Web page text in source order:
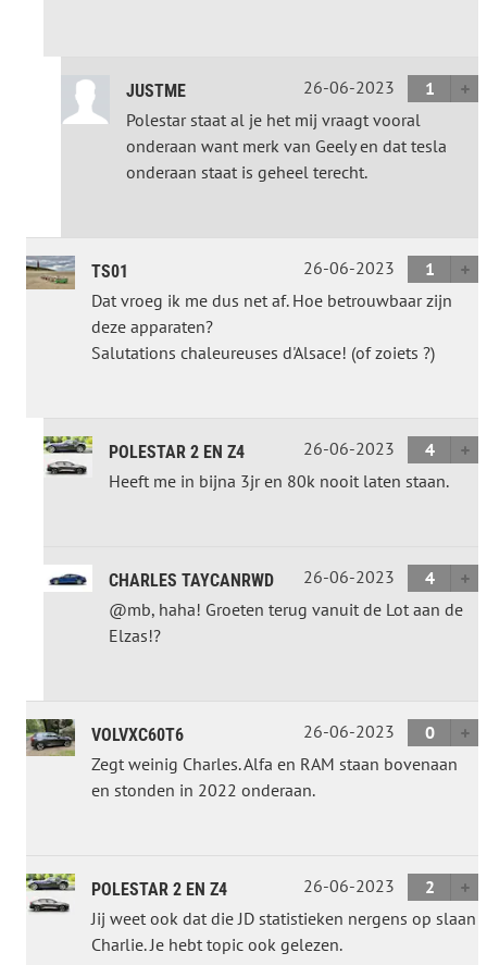
JUSTME 26-06-2023
1
Polestar staat al je het mij vraagt vooral
onderaan want merk van Geely en dat tesla
onderaan staat is geheel terecht.
TS01 26-06-2023
1
Dat vroeg ik me dus net af. Hoe betrouwbaar zijn
deze apparaten?
Salutations chaleureuses d'Alsace! (of zoiets ?)
POLESTAR 2 EN Z4 26-06-2023
4
Heeft me in bijna 3jr en 80k nooit laten staan.
CHARLES TAYCANRWD 26-06-2023
4
@mb, haha! Groeten terug vanuit de Lot aan de
Elzas!?
VOLVXC60T6 26-06-2023
0
Zegt weinig Charles. Alfa en RAM staan bovenaan
en stonden in 2022 onderaan.
POLESTAR 2 EN Z4 26-06-2023
2
Jij weet ook dat die JD statistieken nergens op slaan
Charlie. Je hebt topic ook gelezen.